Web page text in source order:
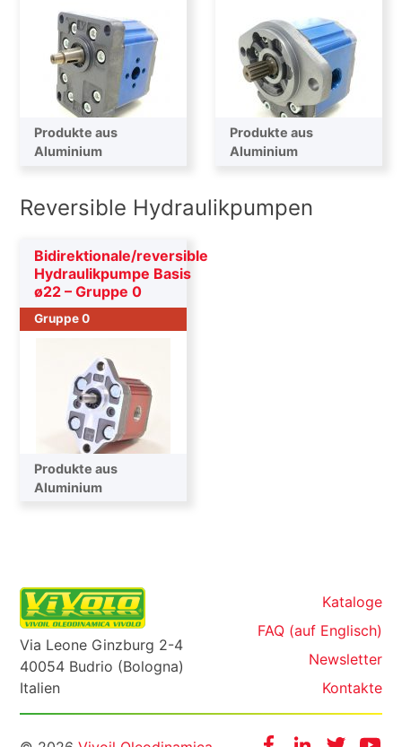
Produkte aus
Aluminium
Produkte aus
Aluminium
Reversible Hydraulikpumpen
Bidirektionale/reversible
Hydraulikpumpe Basis
ø22 – Gruppe 0
Gruppe 0
Produkte aus
Aluminium
Via Leone Ginzburg 2-4
40054 Budrio (Bologna)
Italien
Kataloge
FAQ (auf Englisch)
Newsletter
Kontakte